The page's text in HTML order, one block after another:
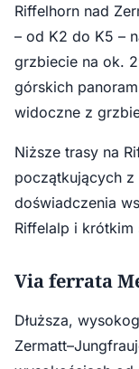
Riffelhorn nad
– od K2 do K5 –
grzbiecie na ok.
górskich
widoczne z
Niższe trasy na
początkujących
doświadczenia
Riffelalp i krótkim
Via ferrata
Dłuższa,